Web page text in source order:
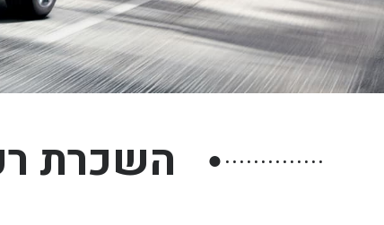
באשדוד
בפתח תקווה
בנתניה
בתל אביב
רעננה
● השכרת